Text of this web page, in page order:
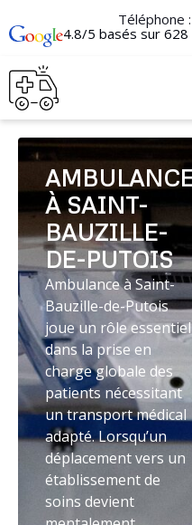
Téléphone :
4.8/5 basés sur 628
À SAINT-
BAUZILLE-
DE-PUTOIS
Ambulance à Saint-
Bauzille-de-Putois
joue un rôle essentiel
dans la prise en
charge globale des
patients nécessitant
un transport médical
adapté. Lorsqu’un
déplacement vers un
établissement de
soins devient